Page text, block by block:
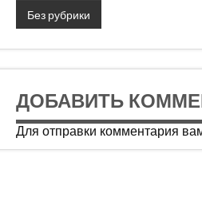
Без рубрики
ДОБАВИТЬ
Для отправки комментария